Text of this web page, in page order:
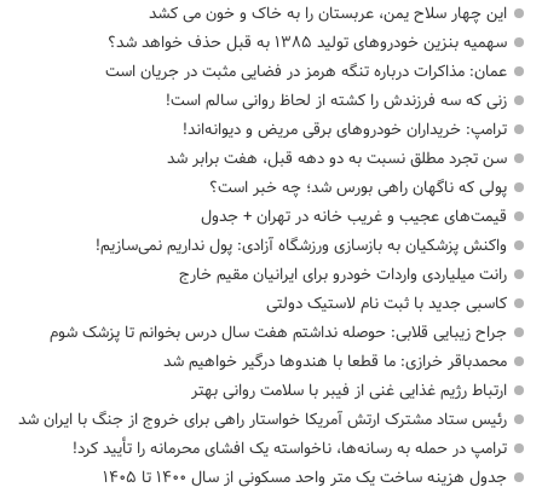
این چهار سلاح یمن، عربستان را به خاک و خون می کشد
سهمیه بنزین خودروهای تولید ۱۳۸۵ به قبل حذف خواهد شد؟
عمان: مذاکرات درباره تنگه هرمز در فضایی مثبت در جریان است
زنی که سه فرزندش را کشته از لحاظ روانی سالم است!
ترامپ: خریداران خودروهای برقی مریض و دیوانه‌اند!
سن تجرد مطلق نسبت به دو دهه قبل، هفت برابر شد
پولی که ناگهان راهی بورس شد؛ چه خبر است؟
قیمت‌های عجیب و غریب خانه در تهران + جدول
واکنش پزشکیان به بازسازی ورزشگاه آزادی: پول نداریم نمی‌سازیم!
رانت میلیاردی واردات خودرو برای ایرانیان مقیم خارج
کاسبی جدید با ثبت نام لاستیک دولتی
جراح زیبایی قلابی: حوصله نداشتم هفت سال درس بخوانم تا پزشک شوم
محمدباقر خرازی: ما قطعا با هندوها درگیر خواهیم شد
ارتباط رژیم غذایی غنی از فیبر با سلامت روانی بهتر
رئیس ستاد مشترک ارتش آمریکا خواستار راهی برای خروج از جنگ با ایران شد
ترامپ در حمله‌ به رسانه‌ها، ناخواسته یک افشای محرمانه را تأیید کرد!
جدول هزینه ساخت یک متر واحد مسکونی از سال ۱۴۰۰ تا ۱۴۰۵